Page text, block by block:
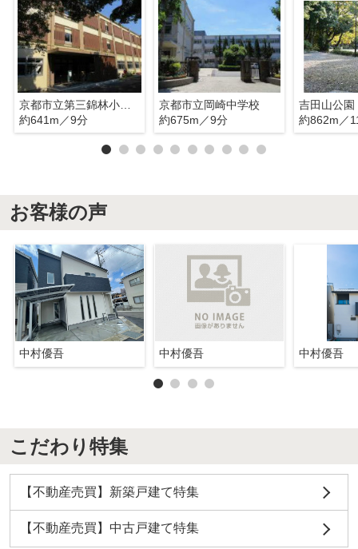
京都市立第三錦林小学校
約641m／9分
京都市立岡崎中学校
約675m／9分
吉田山公園
約862m／
お客様の声
中村優吾 中村優吾 中村優吾
こだわり特集
【不動産売買】新築戸建て特集
【不動産売買】中古戸建て特集